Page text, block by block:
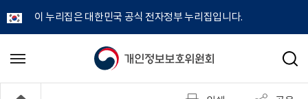
이 누리집은 대한민국 공식 전자정부 누리집입니다.
개
메
검